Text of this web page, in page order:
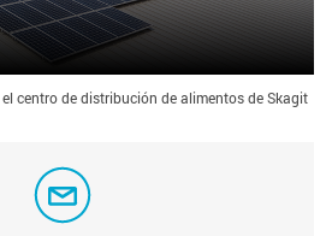
centro de distribución de alimentos de Skagit